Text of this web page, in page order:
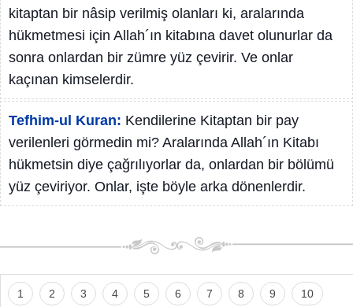
kitaptan bir nâsip verilmiş olanları ki, aralarında
hükmetmesi için Allah´ın kitabına davet olunurlar da
sonra onlardan bir zümre yüz çevirir. Ve onlar
kaçınan kimselerdir.
Tefhim-ul Kuran: Kendilerine Kitaptan bir pay
verilenleri görmedin mi? Aralarında Allah´ın Kitabı
hükmetsin diye çağrılıyorlar da, onlardan bir bölümü
yüz çeviriyor. Onlar, işte böyle arka dönenlerdir.
1 2 3 4 5 6 7 8 9 10